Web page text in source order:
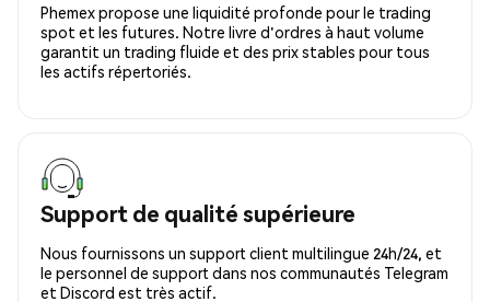
Phemex propose une liquidité profonde pour le trading
spot et les futures. Notre livre d'ordres à haut volume
garantit un trading fluide et des prix stables pour tous
les actifs répertoriés.
Support de qualité supérieure
Nous fournissons un support client multilingue 24h/24, et
le personnel de support dans nos communautés Telegram
et Discord est très actif.